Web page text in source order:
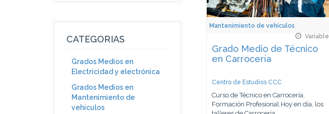
CATEGORIAS
Grados Medios en
Electricidad y electrónica
Grados Medios en
Mantenimiento de
vehículos
Mantenimiento de vehículos
Variable
Grado Medio de Técnico
en Carrocería
Centro de Estudios CCC
Curso de Técnico en Carrocería.
Formación Profesional.Hoy en día, los